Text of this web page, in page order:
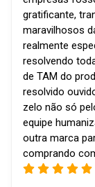
gratificante,
maravilhosos
realmente
resolvendo
de TAM do
resolvido
zelo não só
equipe
outra marca
comprando